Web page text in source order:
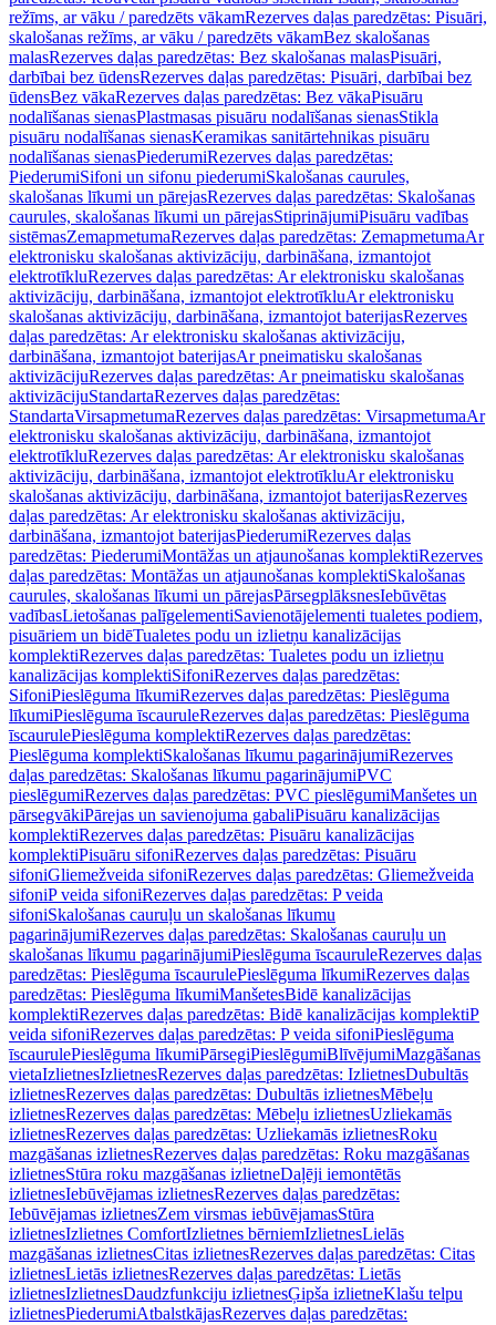
režīms, ar vāku / paredzēts vākamRezerves daļas paredzētas: Pisuāri,
skalošanas režīms, ar vāku / paredzēts vākamBez skalošanas
malasRezerves daļas paredzētas: Bez skalošanas malasPisuāri,
darbībai bez ūdensRezerves daļas paredzētas: Pisuāri, darbībai bez
ūdensBez vākaRezerves daļas paredzētas: Bez vākaPisuāru
nodalīšanas sienasPlastmasas pisuāru nodalīšanas sienasStikla
pisuāru nodalīšanas sienasKeramikas sanitārtehnikas pisuāru
nodalīšanas sienasPiederumiRezerves daļas paredzētas:
PiederumiSifoni un sifonu piederumiSkalošanas caurules,
skalošanas līkumi un pārejasRezerves daļas paredzētas: Skalošanas
caurules, skalošanas līkumi un pārejasStiprinājumiPisuāru vadības
sistēmasZemapmetumaRezerves daļas paredzētas: ZemapmetumaAr
elektronisku skalošanas aktivizāciju, darbināšana, izmantojot
elektrotīkluRezerves daļas paredzētas: Ar elektronisku skalošanas
aktivizāciju, darbināšana, izmantojot elektrotīkluAr elektronisku
skalošanas aktivizāciju, darbināšana, izmantojot baterijasRezerves
daļas paredzētas: Ar elektronisku skalošanas aktivizāciju,
darbināšana, izmantojot baterijasAr pneimatisku skalošanas
aktivizācijuRezerves daļas paredzētas: Ar pneimatisku skalošanas
aktivizācijuStandartaRezerves daļas paredzētas:
StandartaVirsapmetumaRezerves daļas paredzētas: VirsapmetumaAr
elektronisku skalošanas aktivizāciju, darbināšana, izmantojot
elektrotīkluRezerves daļas paredzētas: Ar elektronisku skalošanas
aktivizāciju, darbināšana, izmantojot elektrotīkluAr elektronisku
skalošanas aktivizāciju, darbināšana, izmantojot baterijasRezerves
daļas paredzētas: Ar elektronisku skalošanas aktivizāciju,
darbināšana, izmantojot baterijasPiederumiRezerves daļas
paredzētas: PiederumiMontāžas un atjaunošanas komplektiRezerves
daļas paredzētas: Montāžas un atjaunošanas komplektiSkalošanas
caurules, skalošanas līkumi un pārejasPārsegplāksnesIebūvētas
vadībasLietošanas palīgelementiSavienotājelementi tualetes podiem,
pisuāriem un bidēTualetes podu un izlietņu kanalizācijas
komplektiRezerves daļas paredzētas: Tualetes podu un izlietņu
kanalizācijas komplektiSifoniRezerves daļas paredzētas:
SifoniPieslēguma līkumiRezerves daļas paredzētas: Pieslēguma
līkumiPieslēguma īscauruleRezerves daļas paredzētas: Pieslēguma
īscaurulePieslēguma komplektiRezerves daļas paredzētas:
Pieslēguma komplektiSkalošanas līkumu pagarinājumiRezerves
daļas paredzētas: Skalošanas līkumu pagarinājumiPVC
pieslēgumiRezerves daļas paredzētas: PVC pieslēgumiManšetes un
pārsegvākiPārejas un savienojuma gabaliPisuāru kanalizācijas
komplektiRezerves daļas paredzētas: Pisuāru kanalizācijas
komplektiPisuāru sifoniRezerves daļas paredzētas: Pisuāru
sifoniGliemežveida sifoniRezerves daļas paredzētas: Gliemežveida
sifoniP veida sifoniRezerves daļas paredzētas: P veida
sifoniSkalošanas cauruļu un skalošanas līkumu
pagarinājumiRezerves daļas paredzētas: Skalošanas cauruļu un
skalošanas līkumu pagarinājumiPieslēguma īscauruleRezerves daļas
paredzētas: Pieslēguma īscaurulePieslēguma līkumiRezerves daļas
paredzētas: Pieslēguma līkumiManšetesBidē kanalizācijas
komplektiRezerves daļas paredzētas: Bidē kanalizācijas komplektiP
veida sifoniRezerves daļas paredzētas: P veida sifoniPieslēguma
īscaurulePieslēguma līkumiPārsegiPieslēgumiBlīvējumiMazgāšanas
vietaIzlietnesIzlietnesRezerves daļas paredzētas: IzlietnesDubultās
izlietnesRezerves daļas paredzētas: Dubultās izlietnesMēbeļu
izlietnesRezerves daļas paredzētas: Mēbeļu izlietnesUzliekamās
izlietnesRezerves daļas paredzētas: Uzliekamās izlietnesRoku
mazgāšanas izlietnesRezerves daļas paredzētas: Roku mazgāšanas
izlietnesStūra roku mazgāšanas izlietneDaļēji iemontētās
izlietnesIebūvējamas izlietnesRezerves daļas paredzētas:
Iebūvējamas izlietnesZem virsmas iebūvējamasStūra
izlietnesIzlietnes ComfortIzlietnes bērniemIzlietnesLielās
mazgāšanas izlietnesCitas izlietnesRezerves daļas paredzētas: Citas
izlietnesLietās izlietnesRezerves daļas paredzētas: Lietās
izlietnesIzlietnesDaudzfunkciju izlietnesĢipša izlietneKlašu telpu
izlietnesPiederumiAtbalstkājasRezerves daļas paredzētas: